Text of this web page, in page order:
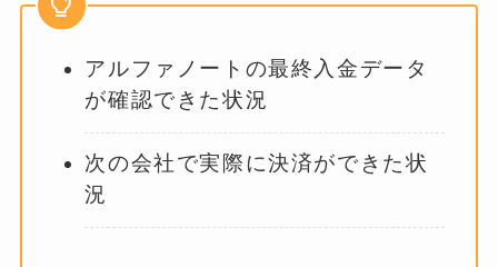
アルファノートの最終入金データ
が確認できた状況
次の会社で実際に決済ができた状
況